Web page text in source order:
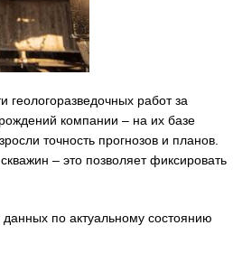
геологоразведочных работ за
компании – на их базе
точность прогнозов и планов.
– это позволяет фиксировать
по актуальному состоянию